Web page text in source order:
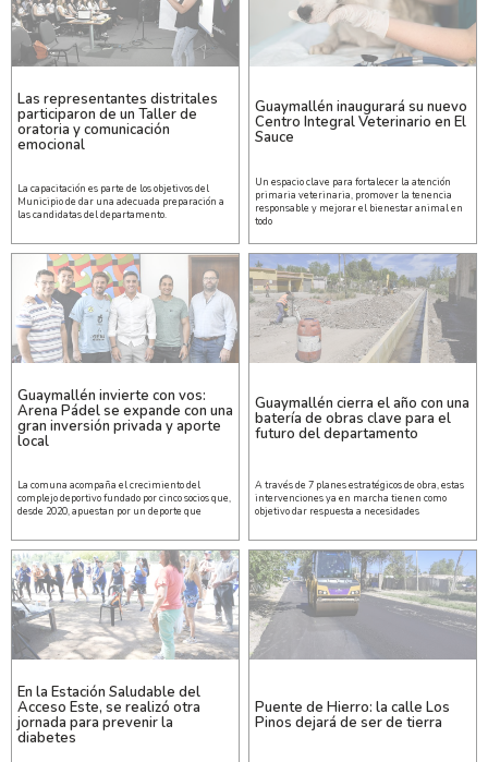
Las representantes distritales
participaron de un Taller de
oratoria y comunicación
emocional
La capacitación es parte de los objetivos del
Municipio de dar una adecuada preparación a
las candidatas del departamento.
Guaymallén inaugurará su nuevo
Centro Integral Veterinario en El
Sauce
Un espacio clave para fortalecer la atención
primaria veterinaria, promover la tenencia
responsable y mejorar el bienestar animal en
todo
Guaymallén invierte con vos:
Arena Pádel se expande con una
gran inversión privada y aporte
local
La comuna acompaña el crecimiento del
complejo deportivo fundado por cinco socios que,
desde 2020, apuestan por un deporte que
Guaymallén cierra el año con una
batería de obras clave para el
futuro del departamento
A través de 7 planes estratégicos de obra, estas
intervenciones ya en marcha tienen como
objetivo dar respuesta a necesidades
En la Estación Saludable del
Acceso Este, se realizó otra
jornada para prevenir la
diabetes
Puente de Hierro: la calle Los
Pinos dejará de ser de tierra